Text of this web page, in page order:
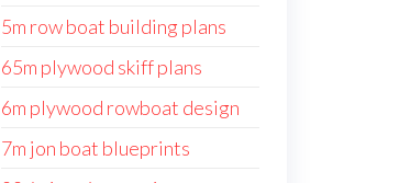
5m row boat building plans
65m plywood skiff plans
6m plywood rowboat design
7m jon boat blueprints